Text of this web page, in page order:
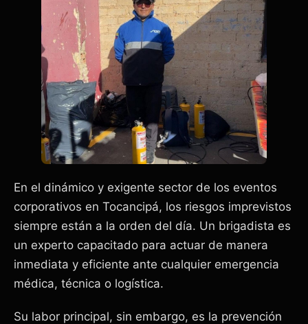
En el dinámico y exigente sector de los eventos
corporativos en Tocancipá, los riesgos imprevistos
siempre están a la orden del día. Un brigadista es
un experto capacitado para actuar de manera
inmediata y eficiente ante cualquier emergencia
médica, técnica o logística.
Su labor principal, sin embargo, es la prevención